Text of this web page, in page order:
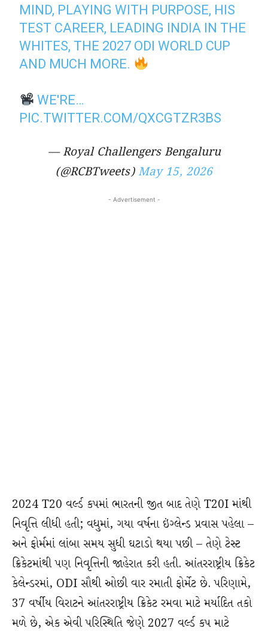
MIND, PLAYING WITH PURPOSE, HIS
TEST CAREER, LEADING INDIA IN THE
WHITES, THE 2027 ODI WORLD CUP
AND MUCH MORE.
WE'RE…
PIC.TWITTER.COM/QXCGTZR3BS
— Royal Challengers Bengaluru
(@RCBTweets)May 15, 2026
- Advertisement -
2024 T20 વર્લ્ડ કપમાં ભારતની જીત બાદ તેણે T20I માંથી
નિવૃત્તિ લીધી હતી; વધુમાં, ગયા વર્ષના ઇંગ્લેન્ડ પ્રવાસ પહેલા –
અને ફોર્મમાં લાંબા સમય સુધી ઘટાડો થયા પછી – તેણે ટેસ્ટ
ક્રિકેટમાંથી પણ નિવૃત્તિની જાહેરાત કરી હતી. આંતરરાષ્ટ્રીય ક્રિકેટ
કેલેન્ડરમાં, ODI સૌથી ઓછી વાર રમાતી ફોર્મેટ છે. પરિણામે,
37 વર્ષીય વિરાટને આંતરરાષ્ટ્રીય ક્રિકેટ રમવા માટે મર્યાદિત તકો
મળે છે, એક એવી પરિસ્થિતિ જેણે 2027 વર્લ્ડ કપ માટે